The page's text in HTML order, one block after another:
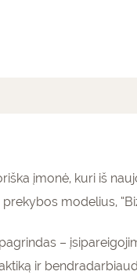
įmonė, kuri iš
modelius,
–
ir